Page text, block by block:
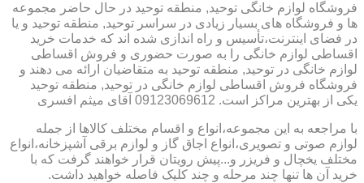
فروشگاه لوازم خانگی توحید, منطقه توحید در حال حاضر مجموعه
ها و فروشگاه های بسیار زیادی در سراسر توحید, منطقه توحید و یا
در فضای اینترنت،تأسیس و راه اندازی شده اند که خدمات خرید
اقساطی لوازم خانگی را به صورت حضوری و فروش اقساطی
لوازم خانگی در توحید, منطقه توحید به متقاضیان ارائه می دهند و
فروشگاه فروش اقساطی لوازم خانگی در توحید, منطقه توحید
یکی از بهترین مراکز است. 09123069612 آقای میثم افسری
با مراجعه به این مجموعه،انواع و اقسام مختلف کالاها از جمله
لوازم صوتی و تصویری،انواع اجاق گاز و لوازم برقی آشپزخانه،انواع
مختلف یخچال و فریزر و...پیش رویتان قرار خواهند گرفت که با
خرید آن ها تنها چند مرحله و چند کلیک فاصله خواهید داشت.